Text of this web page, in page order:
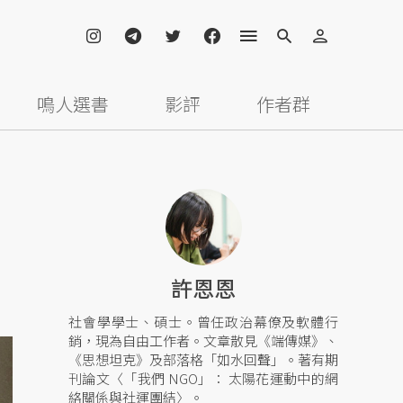
鳴人選書 影評 作者群
許恩恩
社會學學士、碩士。曾任政治幕僚及軟體行
銷，現為自由工作者。文章散見《端傳媒》、
《思想坦克》及部落格「如水回聲」。著有期
刊論文〈「我們 NGO」： 太陽花運動中的網
絡關係與社運團結〉。